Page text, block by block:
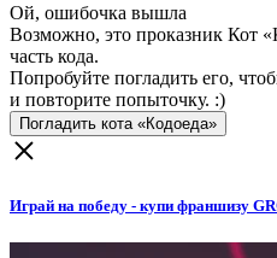
Ой, ошибочка вышла
Возможно, это проказник Кот
часть кода.
Попробуйте погладить его,
и повторите попыточку. :)
Погладить кота «Кодоеда»
Играй на победу - купи франшизу